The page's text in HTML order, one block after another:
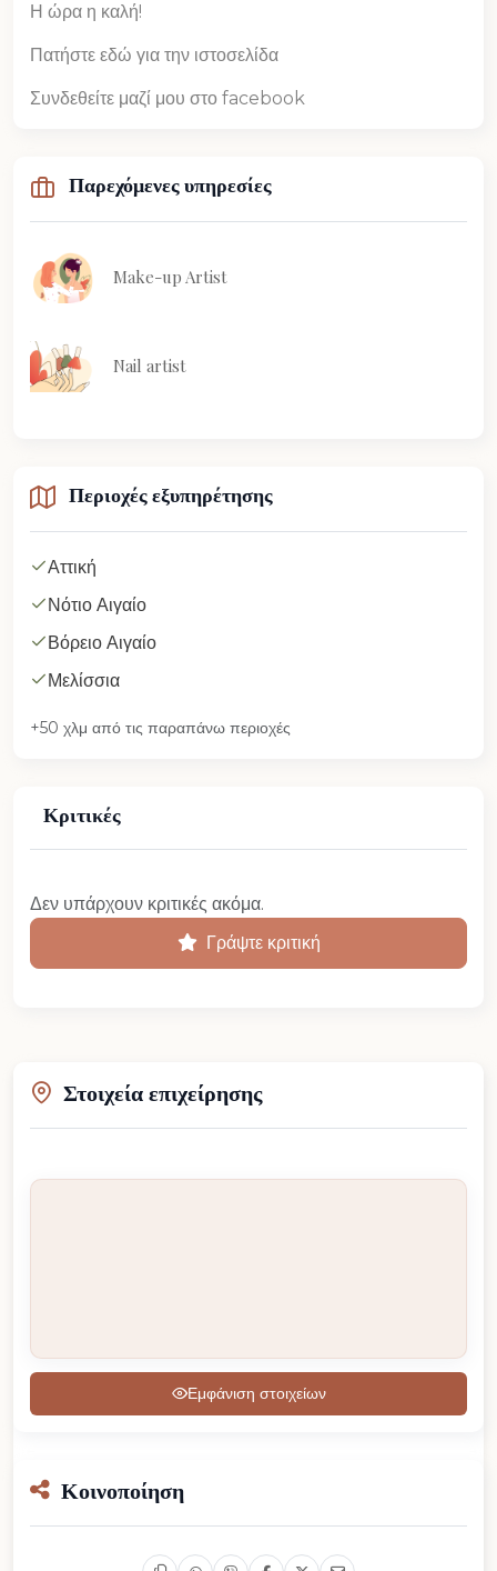
Η ώρα η καλή!
Πατήστε εδώ για την ιστοσελίδα
Συνδεθείτε μαζί μου στο facebook
Παρεχόμενες υπηρεσίες
Make-up Artist
Nail artist
Περιοχές εξυπηρέτησης
Αττική
Νότιο Αιγαίο
Βόρειο Αιγαίο
Μελίσσια
+50 χλμ από τις παραπάνω περιοχές
Κριτικές
Δεν υπάρχουν κριτικές ακόμα.
Γράψτε κριτική
Στοιχεία επιχείρησης
Εμφάνιση στοιχείων
Κοινοποίηση